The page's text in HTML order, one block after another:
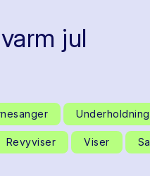
jul
Underholdning
Revyviser Viser